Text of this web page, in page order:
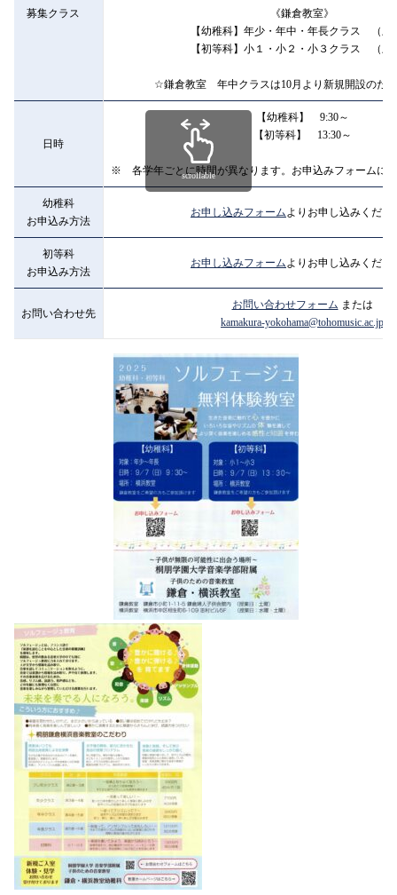
募集クラス
《鎌倉教室》
【幼稚科】年少・年中・年長クラス （土
【初等科】小１・小２・小３クラス （土
☆鎌倉教室 年中クラスは10月より新規開設のた
日時
【幼稚科】 9:30～
【初等科】 13:30～
※ 各学年ごとに時間が異なります。お申込みフォームに
幼稚科
お申込み方法
お申し込みフォームよりお申し込みくださ
初等科
お申込み方法
お申し込みフォームよりお申し込みくださ
お問い合わせ先
お問い合わせフォーム または
kamakura-yokohama@tohomusic.ac.jp
scrollable